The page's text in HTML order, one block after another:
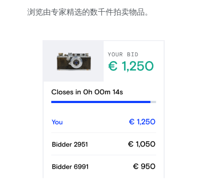
浏览由专家精选的数千件拍卖物品。